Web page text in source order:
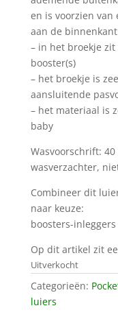
en is voorzien van
aan de binnenkant
– in het broekje
booster(s)
– het broekje is
aansluitende
– het materiaal is
baby
Wasvoorschrift:
wasverzachter,
Combineer dit
naar keuze:
boosters-inleggers
Op dit artikel zit
Uitverkocht
Categorieën:
luiers